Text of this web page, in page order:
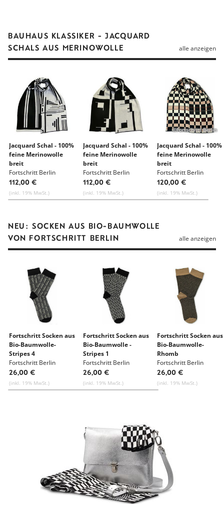
BAUHAUS KLASSIKER - JACQUARD
SCHALS AUS MERINOWOLLE
alle anzeigen
Jacquard Schal - 100%
feine Merinowolle
breit
Fortschritt Berlin
112,00 €
(inkl. 19% MwSt.)
Jacquard Schal - 100%
feine Merinowolle
breit
Fortschritt Berlin
112,00 €
(inkl. 19% MwSt.)
©Fortschritt Berlin
Jacquard Schal - 100%
feine Merinowolle
breit
Fortschritt Berlin
120,00 €
(inkl. 19% MwSt.)
NEU: SOCKEN AUS BIO-BAUMWOLLE
VON FORTSCHRITT BERLIN
alle anzeigen
Fortschritt Socken aus
Bio-Baumwolle-
Stripes 4
Fortschritt Berlin
26,00 €
(inkl. 19% MwSt.)
Fortschritt Socken aus
Bio-Baumwolle -
Stripes 1
Fortschritt Berlin
26,00 €
(inkl. 19% MwSt.)
Fortschritt Socken aus
Bio-Baumwolle-
Rhomb
Fortschritt Berlin
26,00 €
(inkl. 19% MwSt.)